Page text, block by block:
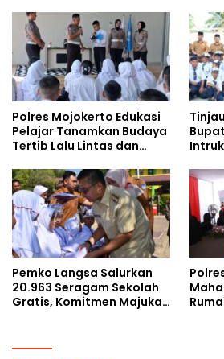
Doktoral Internasional
Polres Mojokerto Edukasi
Pelajar Tanamkan Budaya
Tertib Lalu Lintas dan
Pemko Langsa Salurkan
20.963 Seragam Sekolah
Gratis, Komitmen Majukan